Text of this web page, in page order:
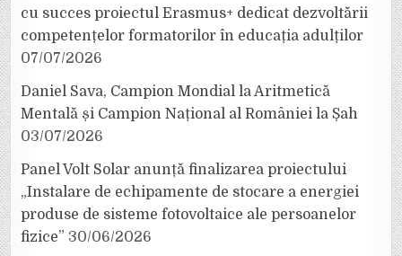
cu succes proiectul Erasmus+ dedicat dezvoltării
competențelor formatorilor în educația adulților
07/07/2026
Daniel Sava, Campion Mondial la Aritmetică
Mentală și Campion Național al României la Șah
03/07/2026
Panel Volt Solar anunță finalizarea proiectului
„Instalare de echipamente de stocare a energiei
produse de sisteme fotovoltaice ale persoanelor
fizice” 30/06/2026